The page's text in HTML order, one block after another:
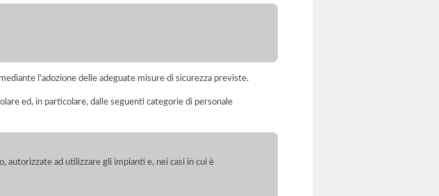
l'adozione delle adeguate misure di sicurezza previste.
ed, in particolare, dalle seguenti categorie di personale
ad utilizzare gli impianti e, nei casi in cui è